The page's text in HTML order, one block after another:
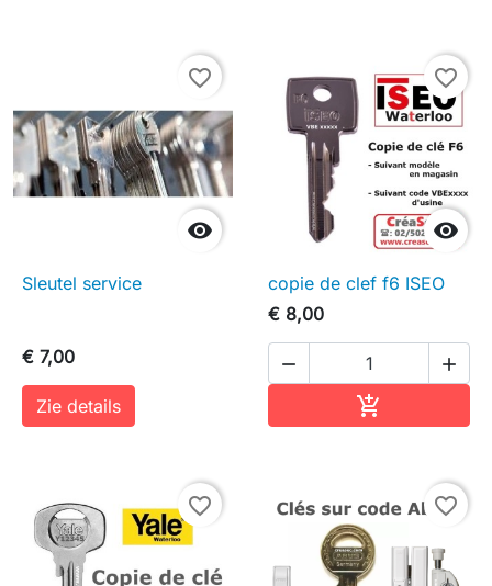

favorite_border
Sleutel service
€ 7,00
Zie details

favorite_border
copie de clef f6 ISEO
€ 8,00
 

favorite_border favorite_border